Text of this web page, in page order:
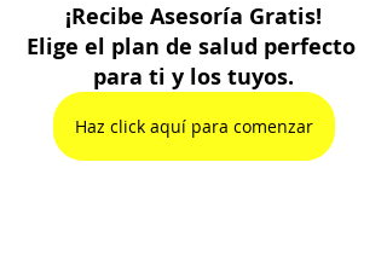
¡Recibe Asesoría Gratis!
Elige el plan de salud perfecto
para ti y los tuyos.
Haz click aquí para comenzar